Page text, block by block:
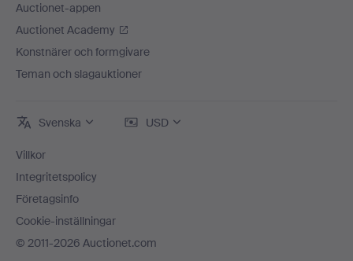
Auctionet-appen
Auctionet Academy
Konstnärer och formgivare
Teman och slagauktioner
Svenska USD
Villkor
Integritetspolicy
Företagsinfo
Cookie-inställningar
© 2011-2026 Auctionet.com